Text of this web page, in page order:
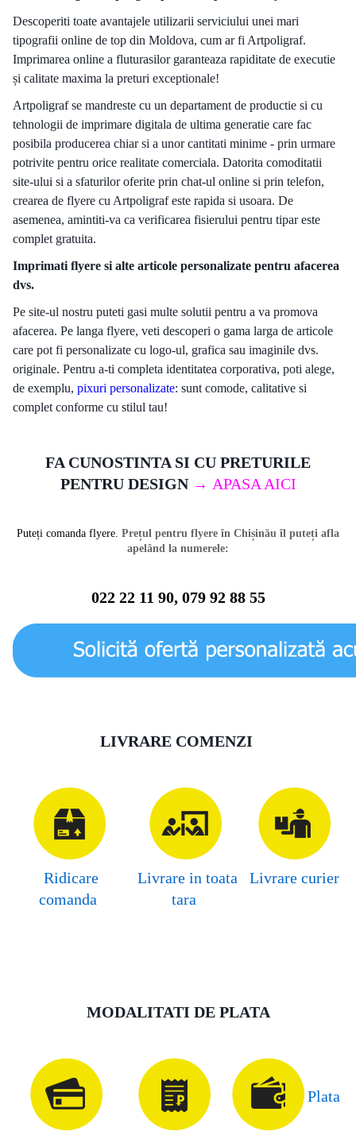
Descoperiti toate avantajele utilizarii serviciului unei mari
tipografii online de top din Moldova, cum ar fi Artpoligraf.
Imprimarea online a fluturasilor garanteaza rapiditate de executie
și calitate maxima la preturi exceptionale!
Artpoligraf se mandreste cu un departament de productie si cu
tehnologii de imprimare digitala de ultima generatie care fac
posibila producerea chiar si a unor cantitati minime - prin urmare
potrivite pentru orice realitate comerciala. Datorita comoditatii
site-ului si a sfaturilor oferite prin chat-ul online si prin telefon,
crearea de flyere cu Artpoligraf este rapida si usoara. De
asemenea, amintiti-va ca verificarea fisierului pentru tipar este
complet gratuita.
Imprimati flyere si alte articole personalizate pentru afacerea
dvs.
Pe site-ul nostru puteti gasi multe solutii pentru a va promova
afacerea. Pe langa flyere, veti descoperi o gama larga de articole
care pot fi personalizate cu logo-ul, grafica sau imaginile dvs.
originale. Pentru a-ti completa identitatea corporativa, poti alege,
de exemplu, pixuri personalizate: sunt comode, calitative si
complet conforme cu stilul tau!
FA CUNOSTINTA SI CU PRETURILE
PENTRU DESIGN → APASA AICI
Puteți comanda flyere. Prețul pentru flyere în Chișinău îl puteți afla
apelând la numerele:
022 22 11 90, 079 92 88 55
LIVRARE COMENZI
Ridicare
comanda
Livrare in toata
tara
Livrare curier
MODALITATI DE PLATA
Plata